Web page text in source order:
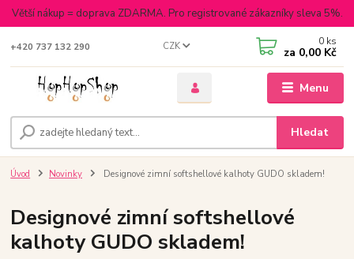
Větší nákup = doprava ZDARMA. Pro registrované zákazníky sleva 5%.
Menu
CZK
Hledat
+420 737 132 290 0 ks
za 0,00 Kč
Úvod Novinky Designové zimní softshellové kalhoty GUDO skladem!
Designové zimní softshellové
kalhoty GUDO skladem!